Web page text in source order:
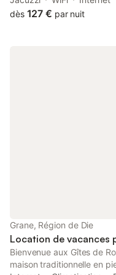
available on site and free
dès 127 € par nuit
Grane, Région de Die
Location de vacances
Bienvenue aux Gîtes de
maison traditionnelle en